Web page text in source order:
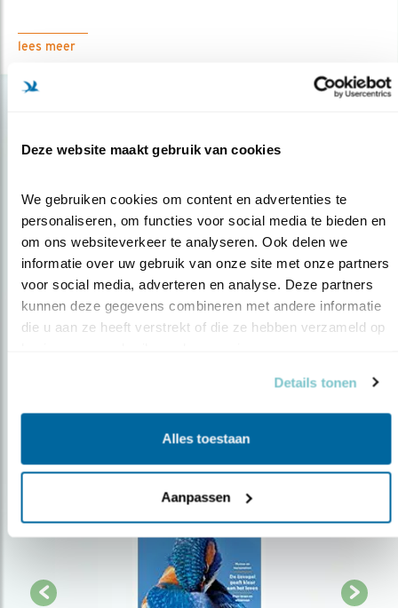
Deze website maakt gebruik van cookies
We gebruiken cookies om content en advertenties te
personaliseren, om functies voor social media te bieden en
om ons websiteverkeer te analyseren. Ook delen we
informatie over uw gebruik van onze site met onze partners
voor social media, adverteren en analyse. Deze partners
kunnen deze gegevens combineren met andere informatie
die u aan ze heeft verstrekt of die ze hebben verzameld op
Details tonen
Alles toestaan
Aanpassen
lees meer
Op de hoogte blijven?
over vogels en activiteiten van Vogelbescherming.
AANMELDEN VOGELNIEUWS